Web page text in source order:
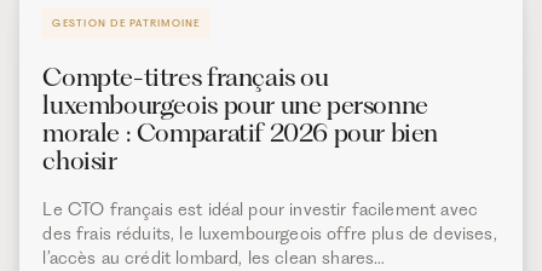
GESTION DE PATRIMOINE
Compte-titres français ou
luxembourgeois pour une personne
morale : Comparatif 2026 pour bien
choisir
Le CTO français est idéal pour investir facilement avec
des frais réduits, le luxembourgeois offre plus de devises,
l’accès au crédit lombard, les clean shares…